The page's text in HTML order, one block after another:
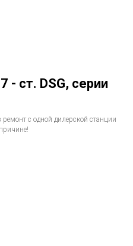
- ст. DSG, серии
ремонт с одной дилерской станции